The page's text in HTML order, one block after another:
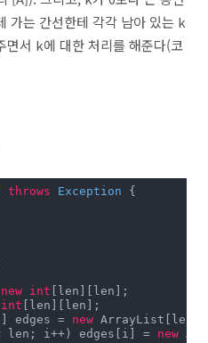
가는 간선한테 각각 남아 있는 k
면서 k에 대한 처리를 해준다(코
throws Exception {
new int [len][len];
int [len][len];
edges =
new ArrayList[len];
i++) edges[i] = new